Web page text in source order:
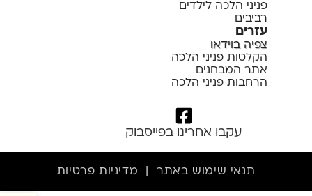
פניני הלכה לילדים
רביבים
עזרים
צפיה בוידאו
הקלטות פניני הלכה
אתר המבחנים
הרחבות פניני הלכה
עקבו אחרינו בפייסבוק
תנאי שימוש באתר| מדיניות פרטיות